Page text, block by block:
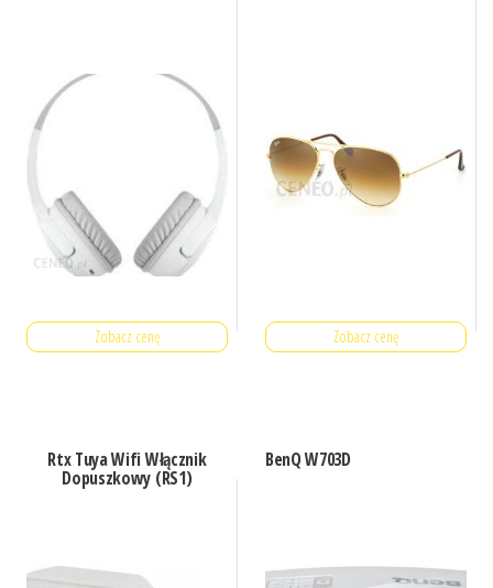
Zobacz cenę Zobacz cenę
Rtx Tuya Wifi Włącznik
Dopuszkowy (RS1)
BenQ W703D